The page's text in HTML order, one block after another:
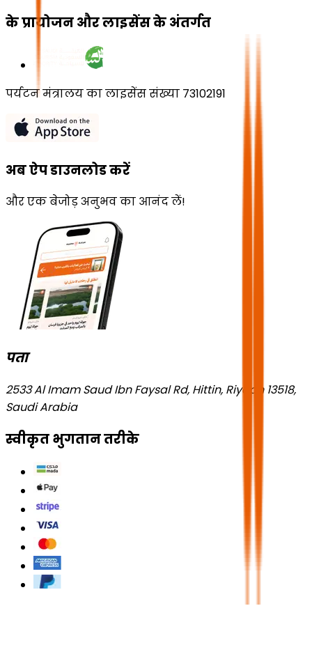
के प्रायोजन और लाइसेंस के अंतर्गत
पर्यटन मंत्रालय का लाइसेंस संख्या 73102191
अब ऐप डाउनलोड करें
और एक बेजोड़ अनुभव का आनंद लें!
पता
2533 Al Imam Saud Ibn Faysal Rd, Hittin, Riyadh 13518,
Saudi Arabia
स्वीकृत भुगतान तरीके